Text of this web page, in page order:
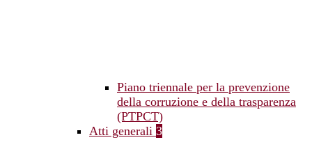
Piano triennale per la prevenzione
della corruzione e della trasparenza
(PTPCT)
Atti generali 3